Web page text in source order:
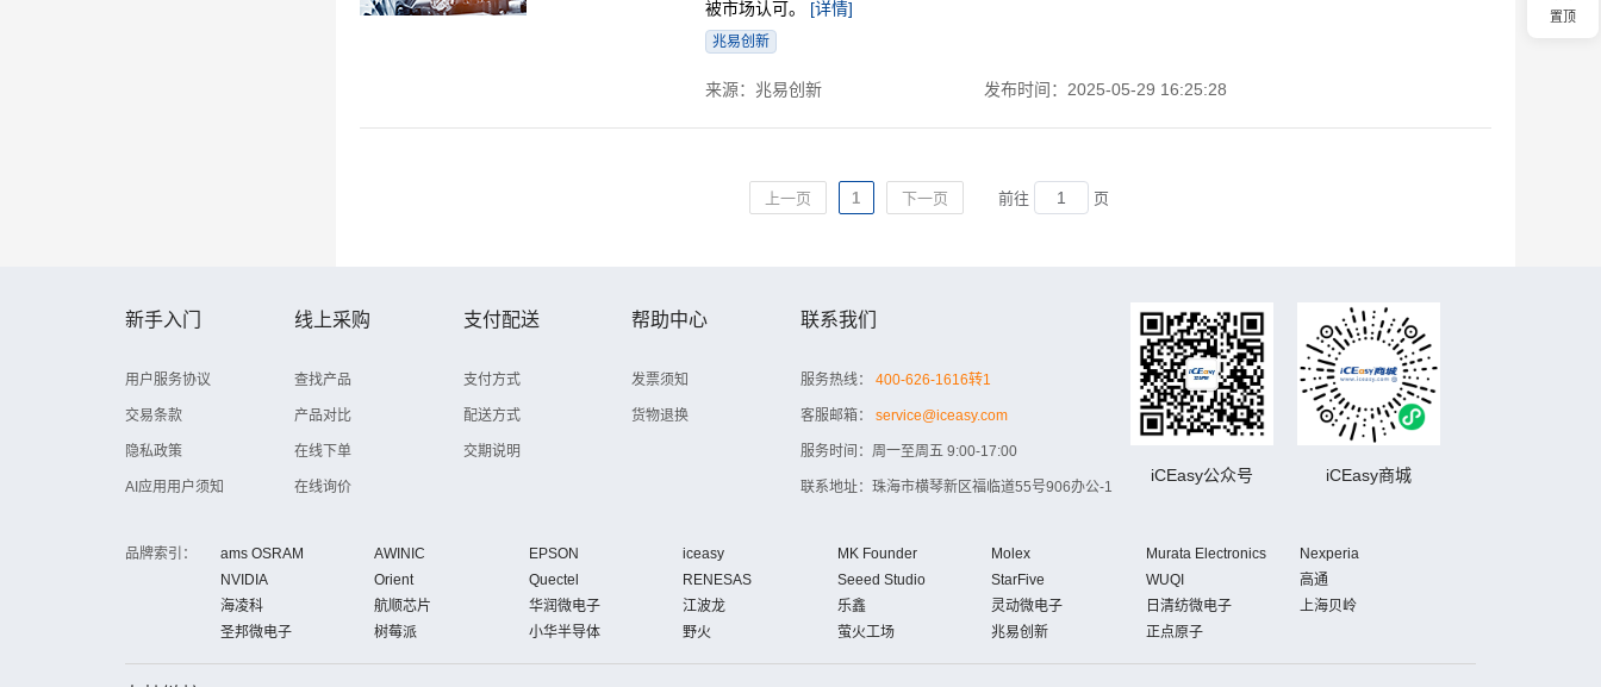
置顶
被市场认可。 [详情]
兆易创新
来源：兆易创新 发布时间：2025-05-29 16:25:28
上一页 1 下一页 前往 页
新手入门
用户服务协议
交易条款
隐私政策
AI应用用户须知
线上采购
查找产品
产品对比
在线下单
在线询价
支付配送
支付方式
配送方式
交期说明
帮助中心
发票须知
货物退换
联系我们
服务热线：400-626-1616转1
客服邮箱：service@iceasy.com
服务时间：周一至周五 9:00-17:00
联系地址：珠海市横琴新区福临道55号906办公-1
iCEasy公众号 iCEasy商城
品牌索引： ams OSRAM AWINIC EPSON iceasy MK Founder Molex Murata Electronics
Nexperia
NVIDIA
Orient Quectel RENESAS Seeed Studio StarFive WUQI
高通
海凌科
航顺芯片 华润微电子 江波龙 乐鑫 灵动微电子 日清纺微电子
上海贝岭
圣邦微电子
树莓派 小华半导体 野火 萤火工场 兆易创新 正点原子